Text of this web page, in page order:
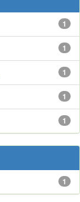
1
1
1
1
1
1